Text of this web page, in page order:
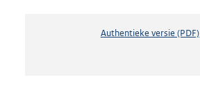
Authentieke versie (PDF)b